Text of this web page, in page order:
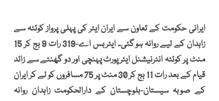
ایرانی حکومت کے تعاون سے ایران ایئر کی پہلی پرواز کوئٹہ سے
زاہدان کے لیے روانہ ہو گئی۔ ایئربس اے-319 رات 9 بج کر 15
منٹ پر کوئٹہ انٹرنیشنل ایئرپورٹ پہنچی اور دو گھنٹے سے زائد
قیام کے بعد رات 11 بج کر 30 منٹ پر 75 مسافروں کو لے کر ایران
کے صوبہ سیستان-بلوچستان کے دارالحکومت زاہدان روانہ